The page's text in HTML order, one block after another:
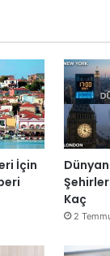
İçin
Kaç
2